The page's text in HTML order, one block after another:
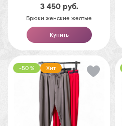
3 450 руб.
Брюки женские желтые
Купить
-50 % Хит